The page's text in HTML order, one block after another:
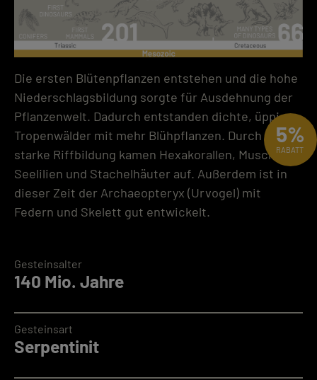
Die ersten Blütenpflanzen entstehen und die hohe
Niederschlagsbildung sorgte für Ausdehnung der
Pflanzenwelt. Dadurch entstanden dichte, üppige
Tropenwälder mit mehr Blühpflanzen. Durch die
starke Riffbildung kamen Hexakorallen, Muscheln,
Seelilien und Stachelhäuter auf. Außerdem ist in
dieser Zeit der Archaeopteryx (Urvogel) mit
Federn und Skelett gut entwickelt.
140 Mio. Jahre
Gesteinsalter
Serpentinit
Gesteinsart
5%
RABATT